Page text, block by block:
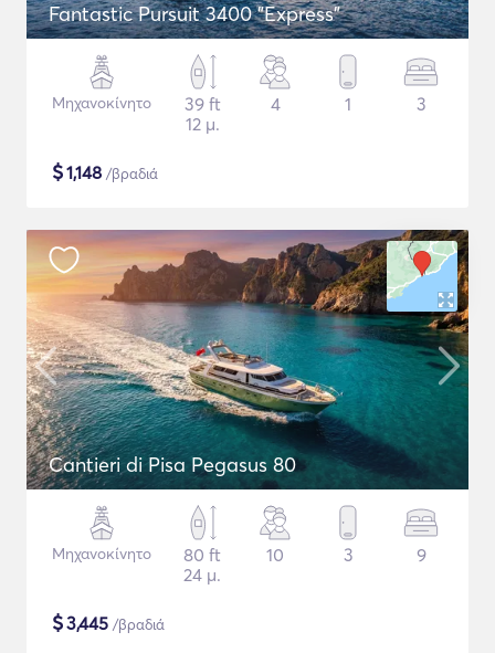
Fantastic Pursuit 3400 "Express"
Μηχανοκίνητο
39 ft
12 μ.
4 1 3
$1,148 /βραδιά
Cantieri di Pisa Pegasus 80
Μηχανοκίνητο
80 ft
24 μ.
10 3 9
$3,445 /βραδιά